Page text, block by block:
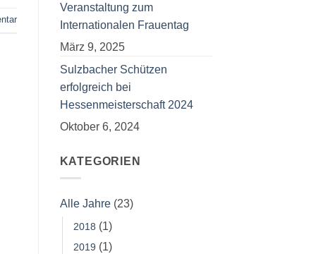
Veranstaltung zum
Internationalen Frauentag
März 9, 2025
Sulzbacher Schützen
erfolgreich bei
Hessenmeisterschaft 2024
Oktober 6, 2024
KATEGORIEN
Alle Jahre(23)
2018 (1)
2019 (1)